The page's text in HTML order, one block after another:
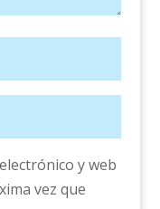
y web
vez que